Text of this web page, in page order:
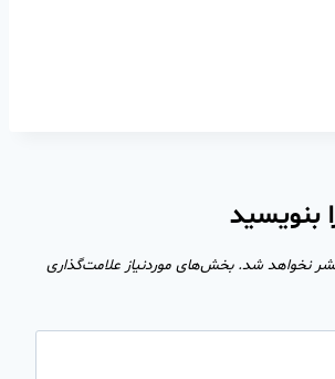
بنویسید
نخواهد شد. بخش‌های موردنیاز علامت‌گذاری